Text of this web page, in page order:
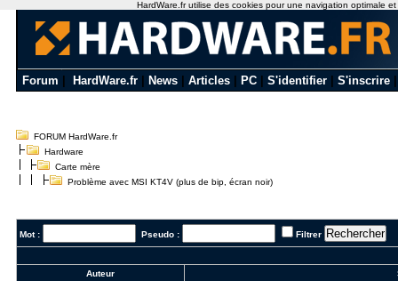
Forum HardWare.fr News Articles PC S'identifier S'inscrire
FORUM HardWare.fr
Hardware
Carte mère
Problème avec MSI KT4V (plus de bip, écran noir)
Mot : Pseudo : Filtrer
Auteur
HardWare.fr utilise des cookies pour une navigation optimale